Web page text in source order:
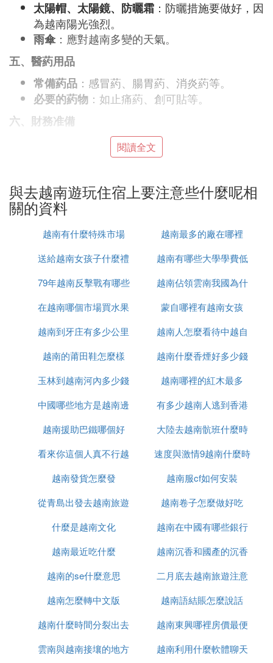
太陽帽、太陽鏡、防曬霜 ：防曬措施要做好，因
為越南陽光強烈。
雨傘：應對越南多變的天氣。
五、醫葯用品
常備葯品 ：感冒葯、腸胃葯、消炎葯等。
必要的葯物 ：如止痛葯、創可貼等。
六、財務准備
：越南盾（VND），可在國內兌換或在越
南機場、便利店兌換。
國際信用卡。
七、其他
轉換插頭：越南的電源插座類型為A、C和O
旅行保險：購買旅行保險以應對意外情況。
預訂機票和住宿：提前預訂以確保旅行順利。
注意事項：
了解越南的風土人情和旅遊注意事項，尊重當地
習俗。
隨身攜帶重要證件，並注意保管，避免遺失。
途愉快。
閱讀全文
與去越南遊玩住宿上要注意些什麼呢相
關的資料
越南有什麼特殊市場
越南最多的廠在哪裡
送給越南女孩子什麼禮
物
越南有哪些大學學費低
79年越南反擊戰有哪些
人
越南佔領雲南我國為什
麼未先進攻
在越南哪個市場買水果
最便宜
蒙自哪裡有越南女孩
越南到牙庄有多少公里
越南人怎麼看待中越自
衛戰
越南的莆田鞋怎麼樣
越南什麼香煙好多少錢
玉林到越南河內多少錢
越南哪裡的紅木最多
中國哪些地方是越南邊
境
有多少越南人逃到香港
越南援助巴鐵哪個好
大陸去越南骯班什麼時
候能正常
看來你這個人真不行越
南語怎麼說
速度與激情9越南什麼時
候上映
越南發貨怎麼發
越南服cf如何安裝
從青島出發去越南旅遊
怎麼辦
越南卷子怎麼做好吃
什麼是越南文化
越南在中國有哪些銀行
越南最近吃什麼
越南沉香和國產的沉香
什麼區別
越南的se什麼意思
二月底去越南旅遊注意
什麼
越南怎麼轉中文版
越南語結賬怎麼說話
越南什麼時間分裂出去
的
越南東興哪裡房價最便
宜
雲南與越南接壤的地方
越南利用什麼軟體聊天